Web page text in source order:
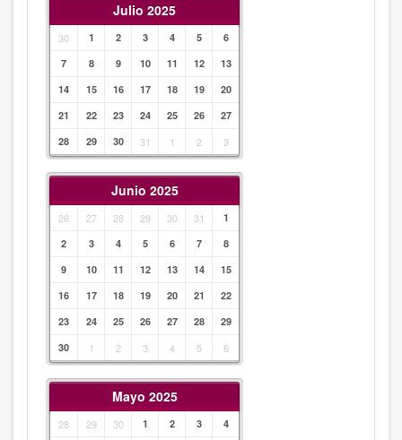
Julio 2025
30 1 2 3 4 5
6
7
8 9 10 11 12
13
14
15 16 17 18 19
20
21
22 23 24 25 26
27
28
29 30 31 1 2 3
Junio 2025
26 27 28 29 30 31
1
2
3 4 5 6 7
8
9
10 11 12 13 14
15
16
17 18 19 20 21
22
23
24 25 26 27 28
29
30
1 2 3 4 5 6
Mayo 2025
28 29 30 1 2 3 4